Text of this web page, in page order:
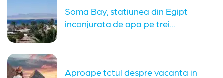
Soma Bay, statiunea din Egipt
inconjurata de apa pe trei...
Aproape totul despre vacanta in